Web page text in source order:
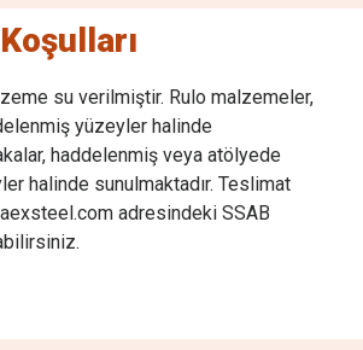
su verilmiştir. Rulo malzemeler,
yüzeyler halinde
haddelenmiş veya atölyede
halinde sunulmaktadır. Teslimat
adresindeki SSAB